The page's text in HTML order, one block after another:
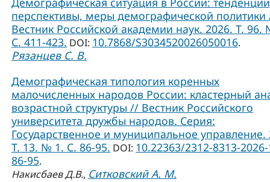
перспективы, меры демографической
Вестник Российской академии наук. 2026. Т. 96.
С. 411-423. DOI: 10.7868/S3034520026050016.
Рязанцев С. В.
Демографическая типология коренных
малочисленных народов России: кластерный
возрастной структуры // Вестник Российского
университета дружбы народов. Серия:
Государственное и муниципальное управление.
Т. 13. № 1. C. 86-95. DOI: 10.22363/2312-8313-
86-95.
Накисбаев Д.В., Ситковский А. М.